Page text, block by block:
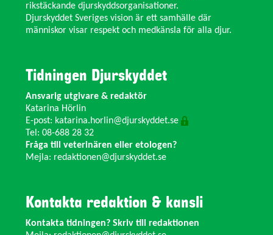
rikstäckande djurskyddsorganisationer.
Djurskyddet Sveriges vision är ett samhälle där
människor visar respekt och medkänsla för alla djur.
Tidningen Djurskyddet
Ansvarig utgivare & redaktör
Katarina Hörlin
E-post: katarina.horlin@djurskyddet.se
Tel: 08-688 28 32
Fråga till veterinären eller etologen?
Mejla: redaktionen@djurskyddet.se
Kontakta redaktion & kansli
Kontakta tidningen? Skriv till redaktionen